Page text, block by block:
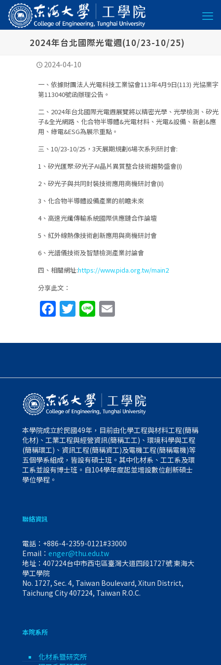
2024年台北國際光電週(10/23-10/25)
2024-04-10
一、依據財團法人光電科技工業協會113年4月9日(113) 光協業字
第113040號函辦理公告。
二、2024年台北國際光電週展覽將以精密光學、光學檢測、矽光
子&全光網路、化合物半導體&光電材料、光電&設備、新創&應
用、綠電&ESG為展示重點。
三、10/23-10/25，3天展期規劃6場次系列研討會:
1、矽光匯聚:矽光子AI晶片異質整合技術趨勢盛會(I)
2、矽光子與共同封裝技術應用商機研討會(II)
3、化合物半導體設備產業的前瞻未來
4、高速光纖傳輸系統國際供應鏈合作論壇
5、紅外線熱像技術創新應用與商機研討會
6、光譜儀技術及智慧檢測產業討論會
四、相關網址:https://www.pida.org.tw/main2
分享此文：
Facebook
Twitter
LineEmail
本學院成立於民國49年，目前由化學工程與材料工程(簡稱
化材)、工業工程與經營資訊(簡稱工工)、環境科學與工程
(簡稱環工)、資訊工程(簡稱資工)及電機工程(簡稱電機)等
五個學系組成，皆設有碩士班。其中化材系、工工系及環
工系並設有博士班。自104學年度起並增設數位創新碩士
學位學程。
聯絡資訊
電話： +886-4-2359-0121#33000
Email： enger@thu.edu.tw
地址：407224台中市西屯區臺灣大道四段1727號 東海大
學工學院
No. 1727, Sec. 4, Taiwan Boulevard, Xitun District,
Taichung City 407224, Taiwan R.O.C.
本院系所
化材系暨研究所